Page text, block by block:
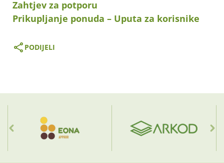
Zahtjev za potporu
Prikupljanje ponuda – Uputa za korisnike
PODIJELI